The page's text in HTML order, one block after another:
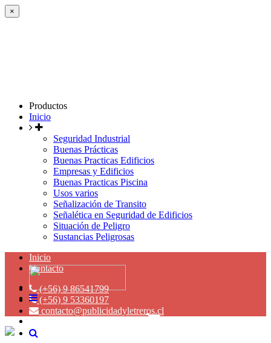
×
Productos
Inicio
Seguridad Industrial
Buenas Prácticas
Buenas Practicas Edificios
Empresas y Edificios
Buenas Practicas Piscina
Usos varios
Señalización de Transito
Señalética en Seguridad de Edificios
Situación de Peligro
Sustancias Peligrosas
Inicio
Contacto
(+56) 9 86541799
(+56) 9 53360197
contacto@publicidadyletreros.cl